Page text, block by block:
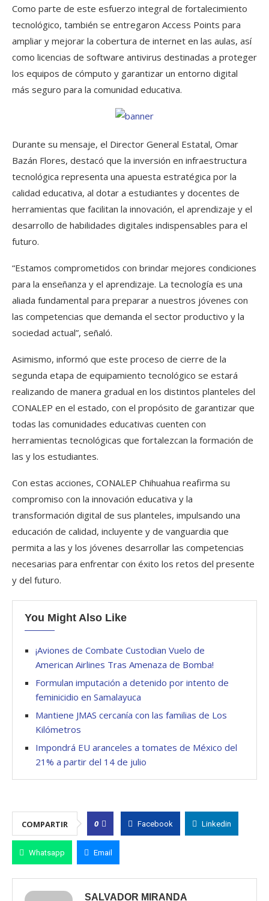
Como parte de este esfuerzo integral de fortalecimiento
tecnológico, también se entregaron Access Points para
ampliar y mejorar la cobertura de internet en las aulas, así
como licencias de software antivirus destinadas a proteger
los equipos de cómputo y garantizar un entorno digital
más seguro para la comunidad educativa.
Durante su mensaje, el Director General Estatal, Omar
Bazán Flores, destacó que la inversión en infraestructura
tecnológica representa una apuesta estratégica por la
calidad educativa, al dotar a estudiantes y docentes de
herramientas que facilitan la innovación, el aprendizaje y el
desarrollo de habilidades digitales indispensables para el
futuro.
“Estamos comprometidos con brindar mejores condiciones
para la enseñanza y el aprendizaje. La tecnología es una
aliada fundamental para preparar a nuestros jóvenes con
las competencias que demanda el sector productivo y la
sociedad actual”, señaló.
Asimismo, informó que este proceso de cierre de la
segunda etapa de equipamiento tecnológico se estará
realizando de manera gradual en los distintos planteles del
CONALEP en el estado, con el propósito de garantizar que
todas las comunidades educativas cuenten con
herramientas tecnológicas que fortalezcan la formación de
las y los estudiantes.
Con estas acciones, CONALEP Chihuahua reafirma su
compromiso con la innovación educativa y la
transformación digital de sus planteles, impulsando una
educación de calidad, incluyente y de vanguardia que
permita a las y los jóvenes desarrollar las competencias
necesarias para enfrentar con éxito los retos del presente
y del futuro.
You Might Also Like
¡Aviones de Combate Custodian Vuelo de
American Airlines Tras Amenaza de Bomba!
Formulan imputación a detenido por intento de
feminicidio en Samalayuca
Mantiene JMAS cercanía con las familias de Los
Kilómetros
Impondrá EU aranceles a tomates de México del
21% a partir del 14 de julio
COMPARTIR 0 Facebook Linkedin
Whatsapp Email
SALVADOR MIRANDA